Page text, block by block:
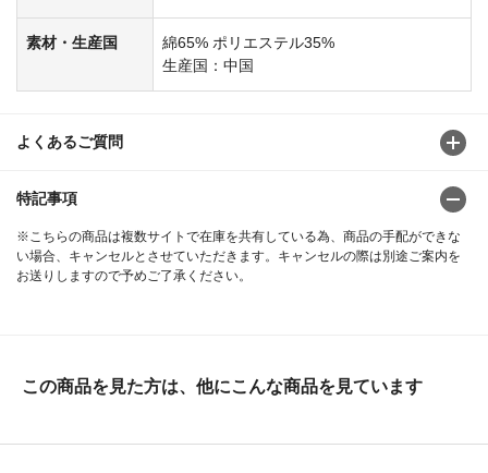
素材・生産国
綿65% ポリエステル35%
生産国：中国
よくあるご質問
特記事項
※こちらの商品は複数サイトで在庫を共有している為、商品の手配ができな
い場合、キャンセルとさせていただきます。キャンセルの際は別途ご案内を
お送りしますので予めご了承ください。
この商品を見た方は、他にこんな商品を見ています